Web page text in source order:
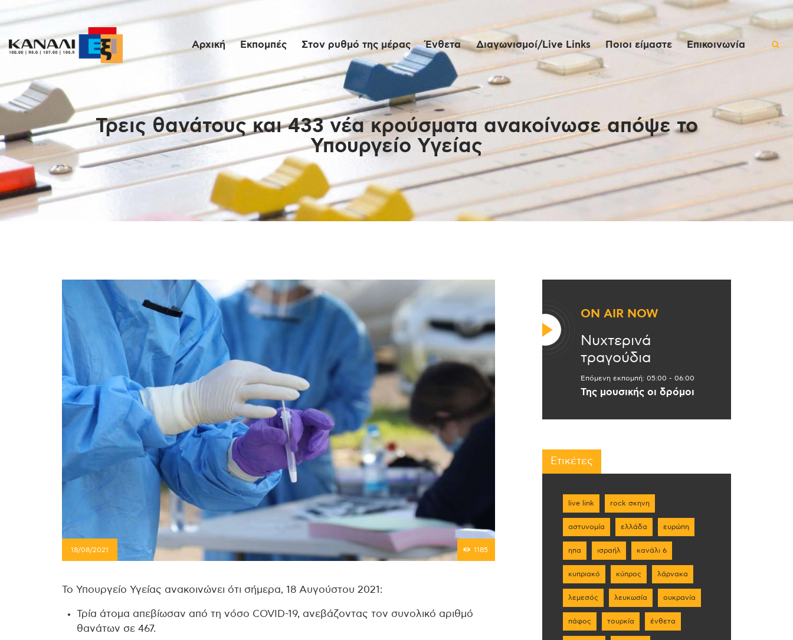
Αρχική Εκπομπές Στον ρυθμό της μέρας Ένθετα Διαγωνισμοί/Live Links Ποιοι είμαστε Επικοινωνία
Τρεις θανάτους και 433 νέα κρούσματα ανακοίνωσε απόψε το
Υπουργείο Υγείας
Αρχική
Εκπομπές
Στον ρυθμό της
μέρας
Ένθετα
Διαγωνισμοί/Live
Links
Επικοινωνία
18/08/2021 1185
Το Υπουργείο Υγείας ανακοινώνει ότι σήμερα, 18 Αυγούστου 2021:
Τρία άτομα απεβίωσαν από τη νόσο COVID-19, ανεβάζοντας τον συνολικό αριθμό
θανάτων σε 467.
ON AIR NOW
Νυχτερινά
τραγούδια
Επόμενη εκπομπή: 05:00 - 06:00
Της μουσικής οι δρόμοι
Ετικέτες
live link rock σκηνη
αστυνομία ελλάδα ευρώπη
ηπα ισραήλ κανάλι 6
κυπριακό κύπρος λάρνακα
λεμεσός λευκωσία ουκρανία
πάφος τουρκία ένθετα